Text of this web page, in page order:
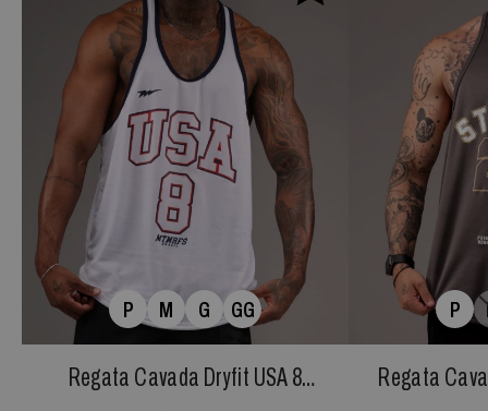
P M G GG
Regata Cavada Dryfit USA 8
P
Regata